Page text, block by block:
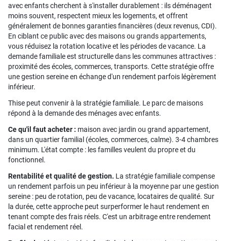
avec enfants cherchent à s'installer durablement : ils déménagent
moins souvent, respectent mieux les logements, et offrent
généralement de bonnes garanties financières (deux revenus, CDI).
En ciblant ce public avec des maisons ou grands appartements,
vous réduisez la rotation locative et les périodes de vacance. La
demande familiale est structurelle dans les communes attractives :
proximité des écoles, commerces, transports. Cette stratégie offre
une gestion sereine en échange d'un rendement parfois légèrement
inférieur.
Thise peut convenir à la stratégie familiale. Le parc de maisons
répond à la demande des ménages avec enfants.
Ce qu'il faut acheter : maison avec jardin ou grand appartement,
dans un quartier familial (écoles, commerces, calme). 3-4 chambres
minimum. L'état compte : les familles veulent du propre et du
fonctionnel.
Rentabilité et qualité de gestion. La stratégie familiale compense
un rendement parfois un peu inférieur à la moyenne par une gestion
sereine : peu de rotation, peu de vacance, locataires de qualité. Sur
la durée, cette approche peut surperformer le haut rendement en
tenant compte des frais réels. C'est un arbitrage entre rendement
facial et rendement réel.